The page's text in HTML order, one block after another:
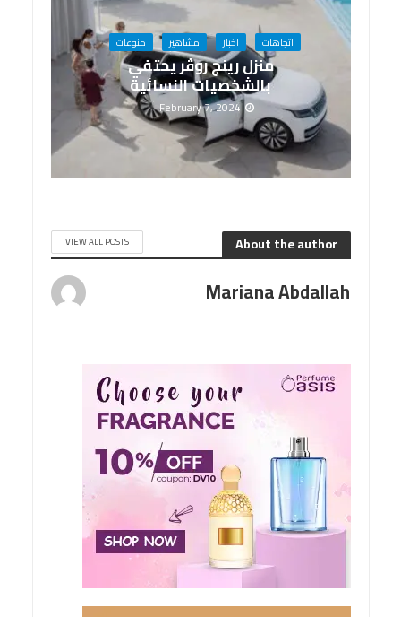
اتجاهات اخبار مشاهير منوعات
منزل رينج روڤر يحتفي
بالشخصيات النسائية
February 7, 2024
About the author
VIEW ALL POSTS
Mariana Abdallah